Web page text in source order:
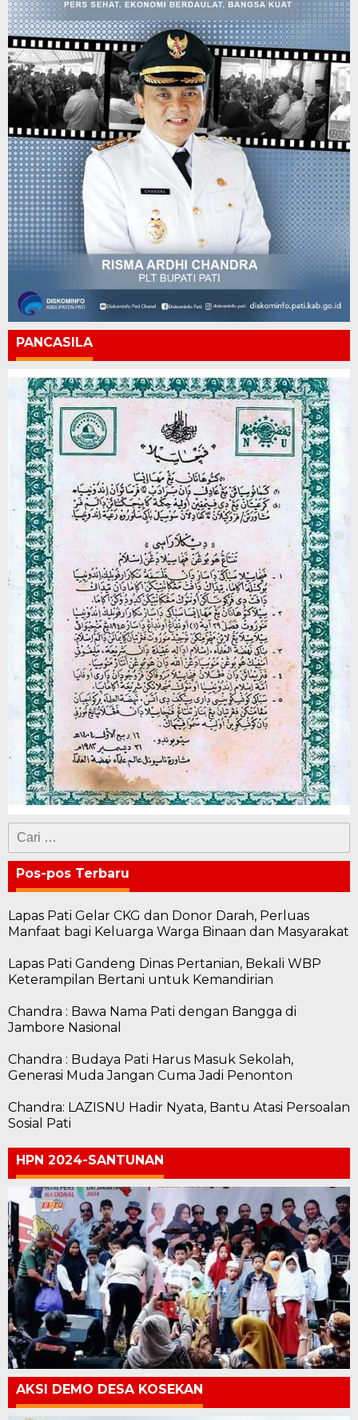
PANCASILA
Cari
untuk:
Pos-pos Terbaru
Lapas Pati Gelar CKG dan Donor Darah, Perluas
Manfaat bagi Keluarga Warga Binaan dan Masyarakat
Lapas Pati Gandeng Dinas Pertanian, Bekali WBP
Keterampilan Bertani untuk Kemandirian
Chandra : Bawa Nama Pati dengan Bangga di
Jambore Nasional
Chandra : Budaya Pati Harus Masuk Sekolah,
Generasi Muda Jangan Cuma Jadi Penonton
Chandra: LAZISNU Hadir Nyata, Bantu Atasi Persoalan
Sosial Pati
HPN 2024-SANTUNAN
AKSI DEMO DESA KOSEKAN